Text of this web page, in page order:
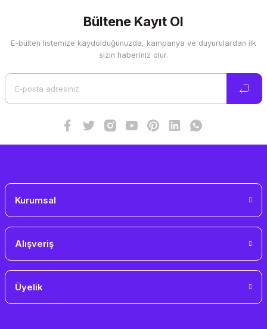
Görüş ve önerileriniz için teşekkür ederiz.
Ürün resmi kalitesiz, bozuk veya görüntülenemiyor.
Bültene Kayıt Ol
E-bülten listemize kaydolduğunuzda, kampanya ve duyurulardan ilk
sizin haberiniz olur.
Kurumsal
Alışveriş
Üyelik